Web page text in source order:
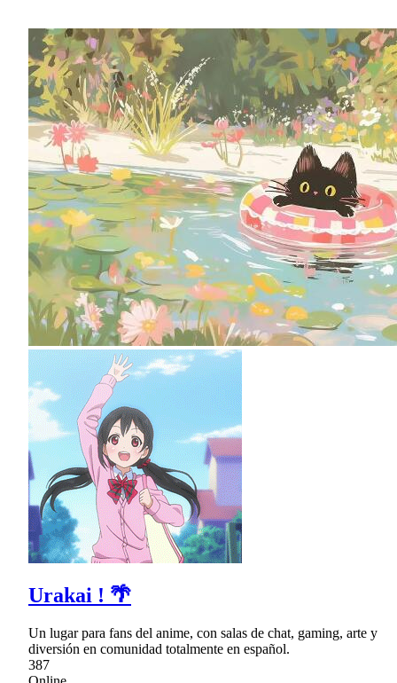
Urakai ! 🌴
Un lugar para fans del anime, con salas de chat, gaming, arte y
diversión en comunidad totalmente en español.
387